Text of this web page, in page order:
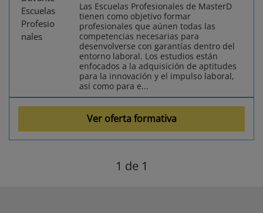
Las Escuelas Profesionales de MasterD
tienen como objetivo formar
profesionales que aúnen todas las
competencias necesarias para
desenvolverse con garantías dentro del
entorno laboral. Los estudios están
enfocados a la adquisición de aptitudes
para la innovación y el impulso laboral,
así como para e...
Ver oferta formativa
1 de 1